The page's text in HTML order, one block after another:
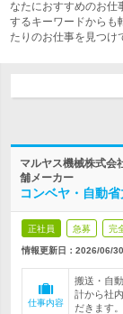
なたにおすすめのお仕
するキーワードからも
たりのお仕事を見つけ
マルヤス機械株式会
舗メーカー
コンベヤ・自動
正社員 急募 完
情報更新日：2026/06/30
仕事内容
搬送・自
計から社
だきます。